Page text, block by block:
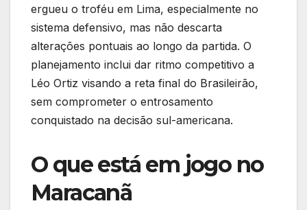
ergueu o troféu em Lima, especialmente no
sistema defensivo, mas não descarta
alterações pontuais ao longo da partida. O
planejamento inclui dar ritmo competitivo a
Léo Ortiz visando a reta final do Brasileirão,
sem comprometer o entrosamento
conquistado na decisão sul-americana.
O que está em jogo no
Maracanã